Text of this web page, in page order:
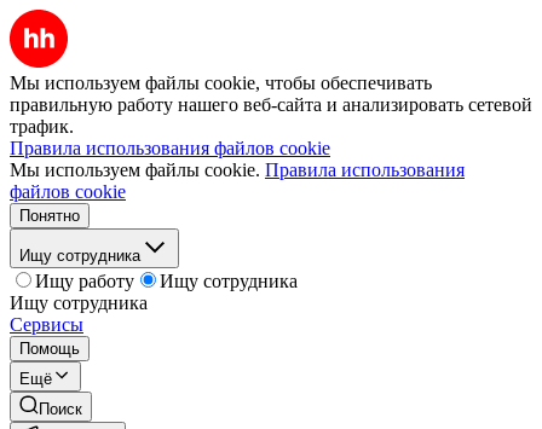
Мы используем файлы cookie, чтобы обеспечивать
правильную работу нашего веб-сайта и анализировать сетевой
трафик.
Правила использования файлов cookie
Мы используем файлы cookie. Правила использования
файлов cookie
Понятно
Ищу сотрудника
Ищу работу
Ищу сотрудника
Ищу сотрудника
Сервисы
Помощь
Ещё
Поиск